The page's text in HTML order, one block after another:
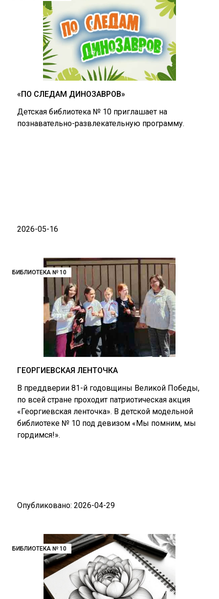
«ПО СЛЕДАМ ДИНОЗАВРОВ»
Детская библиотека № 10 приглашает на
познавательно-развлекательную программу.
2026-05-16
БИБЛИОТЕКА № 10
ГЕОРГИЕВСКАЯ ЛЕНТОЧКА
В преддверии 81-й годовщины Великой Победы,
по всей стране проходит патриотическая акция
«Георгиевская ленточка». В детской модельной
библиотеке № 10 под девизом «Мы помним, мы
гордимся!».
Опубликовано: 2026-04-29
БИБЛИОТЕКА № 10